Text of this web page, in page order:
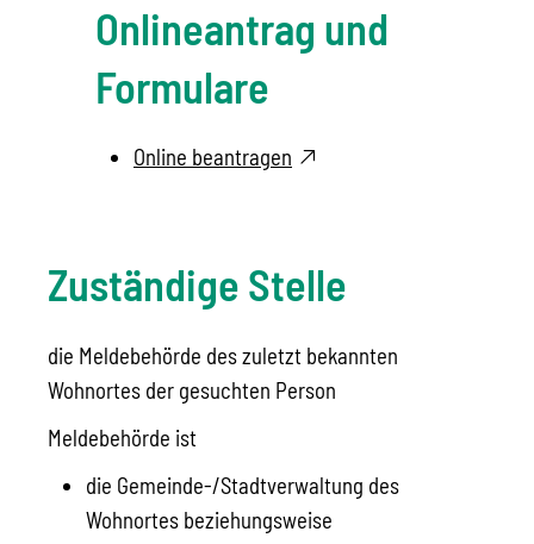
Onlineantrag und
Formulare
Online beantragen
Zuständige Stelle
die Meldebehörde des zuletzt bekannten
Wohnortes der gesuchten Person
Meldebehörde ist
die Gemeinde-/Stadtverwaltung des
Wohnortes beziehungsweise